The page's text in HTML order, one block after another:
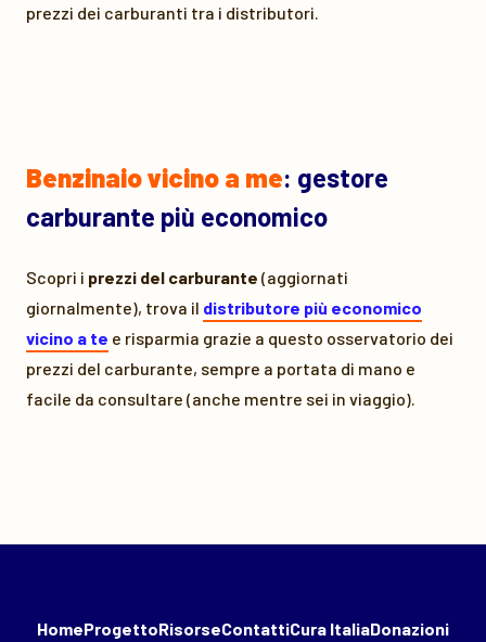
prezzi dei carburanti tra i distributori.
Benzinaio vicino a me: gestore
carburante più economico
Scopri i prezzi del carburante (aggiornati
giornalmente), trova il distributore più economico
vicino a te e risparmia grazie a questo osservatorio dei
prezzi del carburante, sempre a portata di mano e
facile da consultare (anche mentre sei in viaggio).
HomeProgettoRisorseContattiCura ItaliaDonazioni